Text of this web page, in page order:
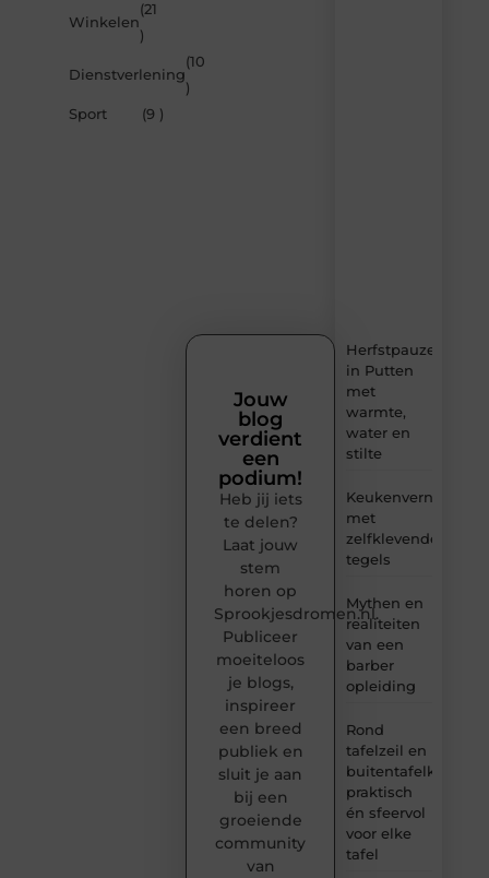
Winkelen
(21
)
Dienstverlening
(10
)
Sport
(9 )
Herfstpauze
in Putten
met
warmte,
water en
stilte
met
zelfklevende
tegels
Mythen en
realiteiten
van een
barber
opleiding
Rond
tafelzeil en
buitentafelkleed:
praktisch
én sfeervol
voor elke
tafel
Jouw
blog
verdient
een
podium!
Heb jij iets
te delen?
Laat jouw
stem
horen op
Sprookjesdromen.nl.
Publiceer
moeiteloos
je blogs,
inspireer
een breed
publiek en
sluit je aan
bij een
groeiende
community
van